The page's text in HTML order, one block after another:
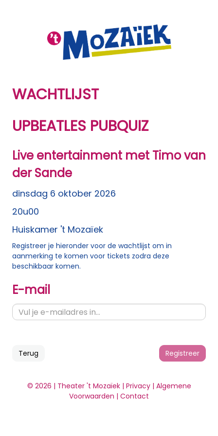
WACHTLIJST
UPBEATLES PUBQUIZ
Live entertainment met Timo van
der Sande
dinsdag 6 oktober 2026
20u00
Huiskamer 't Mozaïek
Registreer je hieronder voor de wachtlijst om in
aanmerking te komen voor tickets zodra deze
beschikbaar komen.
E-mail
Terug Registreer
© 2026 | Theater 't Mozaïek | Privacy| Algemene
Voorwaarden | Contact